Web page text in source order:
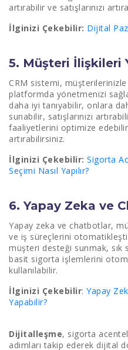
artırabilir ve satışlarınızı
İlginizi Çekebilir: Dijital
5. Müşteri İlişkileri
CRM sistemi,
platformda yönetmenizi
daha iyi tanıyabilir, onlara
sunabilir, satışlarınızı
faaliyetlerini optimize
artırabilirsiniz.
İlginizi Çekebilir: Sigorta
Seçimi Nasıl Yapılır?
6. Yapay Zeka ve
Yapay zeka ve chatbotlar,
ve iş süreçlerini
müşteri desteği sunmak, sık
basit sigorta işlemlerini
kullanılabilir.
İlginizi Çekebilir: Yapay
Yapabilir?
Dijitalleşme, sigorta
adımları takip ederek dijital